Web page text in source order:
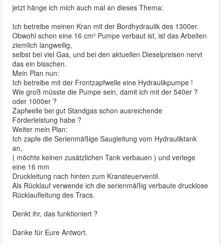
jetzt hänge ich mich auch mal an dieses Thema:
Ich betreibe meinen Kran mit der Bordhydraulik des 1300er.
Obwohl schon eine 16 cm³ Pumpe verbaut ist, ist das Arbeiten
ziemlich langweilig,
selbst bei viel Gas, und bei den aktuellen Dieselpreisen nervt
das ein bisschen.
Mein Plan nun:
Ich betreibe mit der Frontzapfwelle eine Hydraulikpumpe !
Wie groß müsste die Pumpe sein, damit ich mit der 540er ?
oder 1000er ?
Zapfwelle bei gut Standgas schon ausreichende
Förderleistung habe ?
Weiter mein Plan:
Ich zapfe die Serienmäßige Saugleitung vom Hydrauliktank
an,
( möchte keinen zusätzlichen Tank verbauen ) und verlege
eine 16 mm
Druckleitung nach hinten zum Kransteuerventil.
Als Rücklauf verwende ich die serienmäßig verbaute drucklose
Rücklaufleitung des Tracs.
Denkt ihr, das funktioniert ?
Danke für Eure Antwort.